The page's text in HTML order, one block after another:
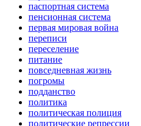
паспортная система
пенсионная система
первая мировая война
переписи
переселение
питание
повседневная жизнь
погромы
подданство
политика
политическая полиция
политические репрессии